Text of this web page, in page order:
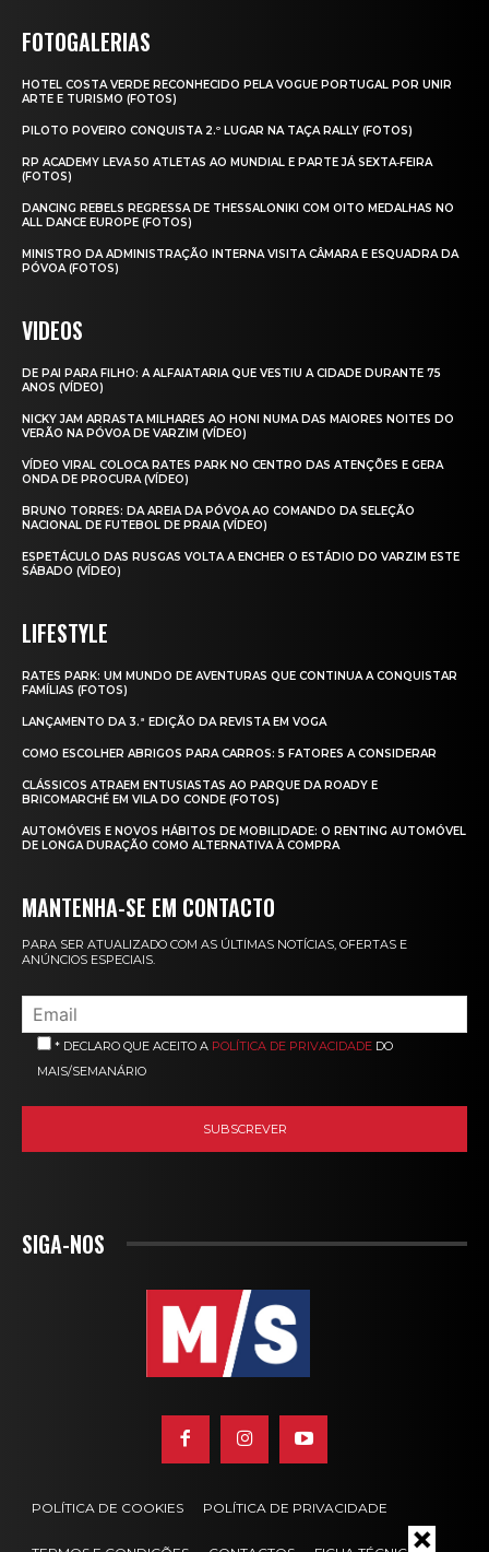
FOTOGALERIAS
HOTEL COSTA VERDE RECONHECIDO PELA VOGUE PORTUGAL POR UNIR
ARTE E TURISMO (FOTOS)
PILOTO POVEIRO CONQUISTA 2.º LUGAR NA TAÇA RALLY (FOTOS)
RP ACADEMY LEVA 50 ATLETAS AO MUNDIAL E PARTE JÁ SEXTA‑FEIRA
(FOTOS)
DANCING REBELS REGRESSA DE THESSALONIKI COM OITO MEDALHAS NO
ALL DANCE EUROPE (FOTOS)
MINISTRO DA ADMINISTRAÇÃO INTERNA VISITA CÂMARA E ESQUADRA DA
PÓVOA (FOTOS)
VIDEOS
DE PAI PARA FILHO: A ALFAIATARIA QUE VESTIU A CIDADE DURANTE 75
ANOS (VÍDEO)
NICKY JAM ARRASTA MILHARES AO HONI NUMA DAS MAIORES NOITES DO
VERÃO NA PÓVOA DE VARZIM (VÍDEO)
VÍDEO VIRAL COLOCA RATES PARK NO CENTRO DAS ATENÇÕES E GERA
ONDA DE PROCURA (VÍDEO)
BRUNO TORRES: DA AREIA DA PÓVOA AO COMANDO DA SELEÇÃO
NACIONAL DE FUTEBOL DE PRAIA (VÍDEO)
ESPETÁCULO DAS RUSGAS VOLTA A ENCHER O ESTÁDIO DO VARZIM ESTE
SÁBADO (VÍDEO)
LIFESTYLE
RATES PARK: UM MUNDO DE AVENTURAS QUE CONTINUA A CONQUISTAR
FAMÍLIAS (FOTOS)
LANÇAMENTO DA 3.ª EDIÇÃO DA REVISTA EM VOGA
COMO ESCOLHER ABRIGOS PARA CARROS: 5 FATORES A CONSIDERAR
CLÁSSICOS ATRAEM ENTUSIASTAS AO PARQUE DA ROADY E
BRICOMARCHÉ EM VILA DO CONDE (FOTOS)
AUTOMÓVEIS E NOVOS HÁBITOS DE MOBILIDADE: O RENTING AUTOMÓVEL
DE LONGA DURAÇÃO COMO ALTERNATIVA À COMPRA
MANTENHA-SE EM CONTACTO
PARA SER ATUALIZADO COM AS ÚLTIMAS NOTÍCIAS, OFERTAS E
ANÚNCIOS ESPECIAIS.
* DECLARO QUE ACEITO A POLÍTICA DE PRIVACIDADE DO
MAIS/SEMANÁRIO
SIGA-NOS
POLÍTICA DE COOKIES POLÍTICA DE PRIVACIDADE